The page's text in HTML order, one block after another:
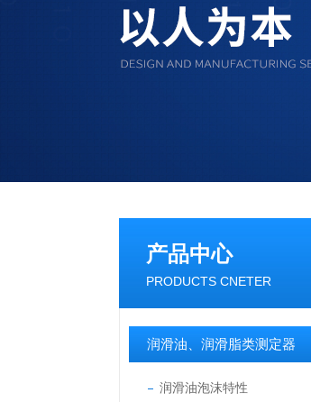
产品中心
PRODUCTS CNETER
润滑油、润滑脂类测定器
润滑油泡沫特性